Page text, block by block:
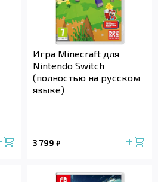
Игра Minecraft для
Nintendo Switch
(полностью на русском
языке)
3 799 ₽